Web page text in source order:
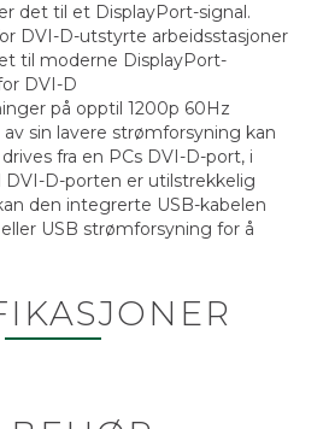
det til et DisplayPort-signal.
DVI-D-utstyrte arbeidsstasjoner
til moderne DisplayPort-
DVI-D
på opptil 1200p 60Hz
av sin lavere strømforsyning kan
fra en PCs DVI-D-port, i
D-porten er utilstrekkelig
den integrerte USB-kabelen
USB strømforsyning for å